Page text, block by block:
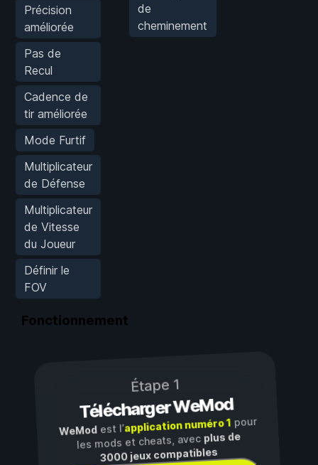
Précision
améliorée
Pas de
Recul
Cadence de
tir améliorée
Mode Furtif
Multiplicateur
de Défense
Multiplicateur
de Vitesse
du Joueur
Définir le
FOV
de
cheminement
Fonctionnement
Étape 1
Télécharger WeMod
WeModest l’application numéro 1pour
les mods et cheats, avec plus de
3000 jeux compatibles